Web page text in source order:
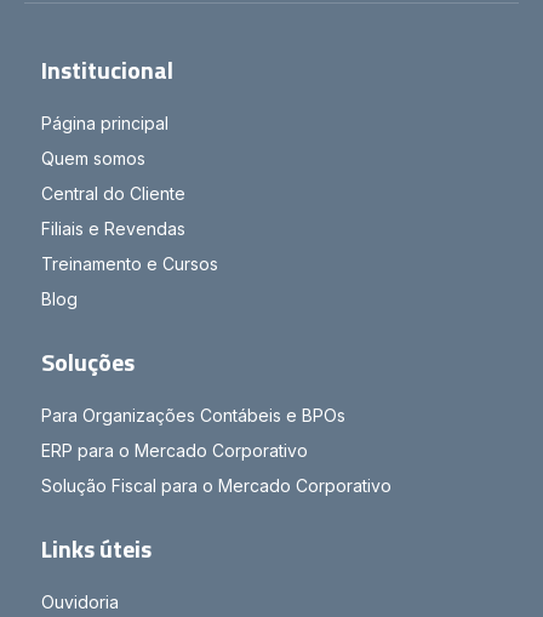
Institucional
Página principal
Quem somos
Central do Cliente
Filiais e Revendas
Treinamento e Cursos
Blog
Soluções
Para Organizações Contábeis e BPOs
ERP para o Mercado Corporativo
Solução Fiscal para o Mercado Corporativo
Links úteis
Ouvidoria